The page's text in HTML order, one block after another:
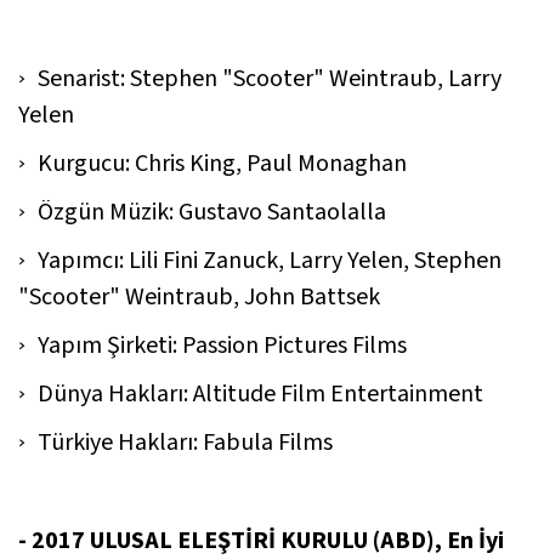
Senarist: Stephen "Scooter" Weintraub, Larry
Yelen
Kurgucu: Chris King, Paul Monaghan
Özgün Müzik: Gustavo Santaolalla
Yapımcı: Lili Fini Zanuck, Larry Yelen, Stephen
"Scooter" Weintraub, John Battsek
Yapım Şirketi: Passion Pictures Films
Dünya Hakları: Altitude Film Entertainment
Türkiye Hakları: Fabula Films
- 2017 ULUSAL ELEŞTİRİ KURULU (ABD), En İyi